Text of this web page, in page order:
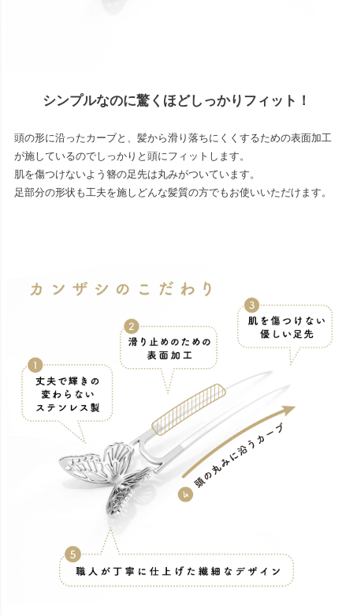
シンプルなのに驚くほどしっかりフィット！
頭の形に沿ったカーブと、髪から滑り落ちにくくするための表面加工
が施しているのでしっかりと頭にフィットします。
肌を傷つけないよう簪の足先は丸みがついています。
足部分の形状も工夫を施しどんな髪質の方でもお使いいただけます。